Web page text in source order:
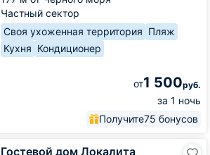
Частный сектор
Своя ухоженная территория Пляж
Кухня Кондиционер
от1 500руб.
за 1 ночь
Получите75 бонусов
Гостевой дом Локалита